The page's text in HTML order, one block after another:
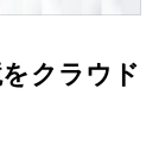
クラウド